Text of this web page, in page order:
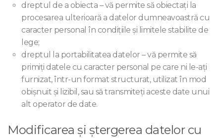
dreptul de a obiecta – vă permite să obiectaţi la
procesarea ulterioară a datelor dumneavoastră cu
caracter personal în condiţiile şi limitele stabilite de
lege;
dreptul la portabilitatea datelor – vă permite să
primiți datele cu caracter personal pe care ni le-ați
furnizat, într-un format structurat, utilizat în mod
obișnuit și lizibil, sau să transmiteți aceste date unui
alt operator de date.
Modificarea şi ştergerea datelor cu